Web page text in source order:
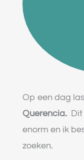
Op een dag
Querencia.
enorm en ik
zoeken.